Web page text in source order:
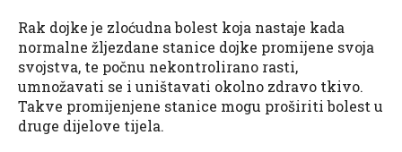
Rak dojke je zloćudna bolest koja nastaje kada
normalne žljezdane stanice dojke promijene svoja
svojstva, te počnu nekontrolirano rasti,
umnožavati se i uništavati okolno zdravo tkivo.
Takve promijenjene stanice mogu proširiti bolest u
druge dijelove tijela.